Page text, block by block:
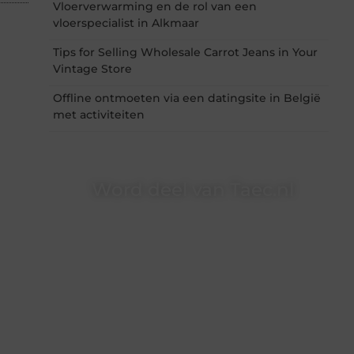
Vloerverwarming en de rol van een
vloerspecialist in Alkmaar
Tips for Selling Wholesale Carrot Jeans in Your
Vintage Store
Offline ontmoeten via een datingsite in België
met activiteiten